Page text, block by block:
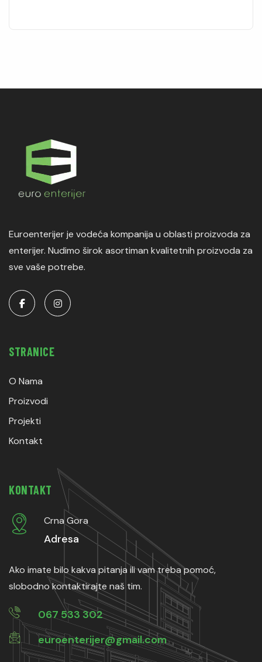
Euroenterijer je vodeća kompanija u oblasti proizvoda za
enterijer. Nudimo širok asortiman kvalitetnih proizvoda za
sve vaše potrebe.
STRANICE
O Nama
Proizvodi
Projekti
Kontakt
KONTAKT
Crna Gora
Adresa
Ako imate bilo kakva pitanja ili vam treba pomoć,
slobodno kontaktirajte naš tim.
067 533 302
euroenterijer@gmail.com